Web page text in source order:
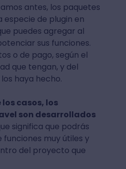
antes, los paquetes
especie de plugin en
puedes agregar al
sus funciones.
o de pago, según el
que tengan, y del
haya hecho.
casos, los
son desarrollados
significa que podrás
funciones muy útiles y
del proyecto que